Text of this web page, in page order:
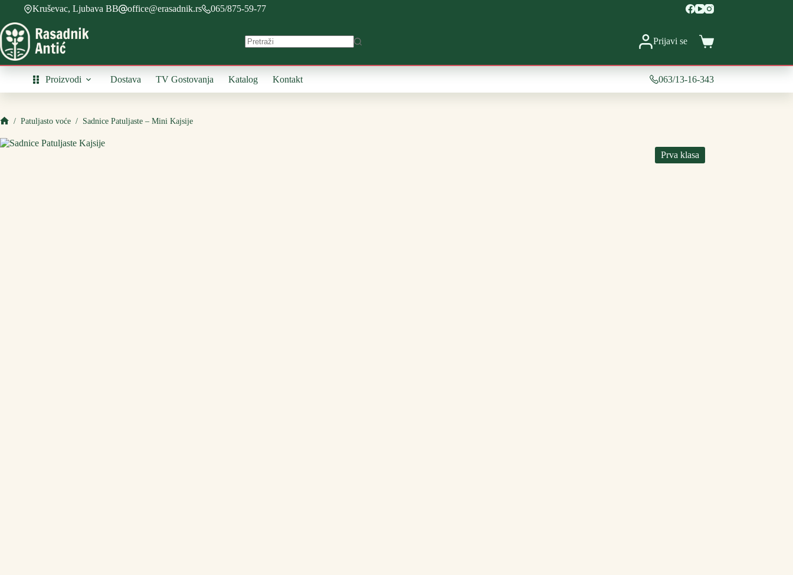
content
Kruševac, Ljubava BB office@erasadnik.rs 065/875-59-77
Prijavi se
Shopping
Proizvodi Dostava TV Gostovanja Katalog Kontakt 063/13-16-343
/ Patuljasto voće / Sadnice Patuljaste – Mini Kajsije
Prva klasa